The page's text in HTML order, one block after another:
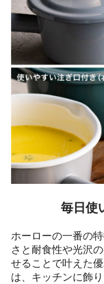
毎日使
ホーローの一番の
さと耐食性や光沢
せることで叶えた
は、キッチンに飾